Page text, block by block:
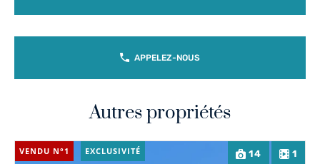
APPELEZ-NOUS
Autres propriétés
14 1
VENDU N°1 EXCLUSIVITÉ